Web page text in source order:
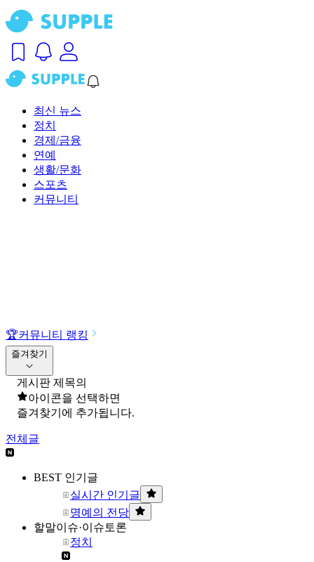
최신 뉴스
정치
경제/금융
연예
생활/문화
스포츠
커뮤니티
🏆커뮤니티 랭킹
즐겨찾기
게시판 제목의
아이콘을 선택하면
즐겨찾기에 추가됩니다.
전체글
BEST 인기글
실시간 인기글
명예의 전당
할말이슈·이슈토론
정치